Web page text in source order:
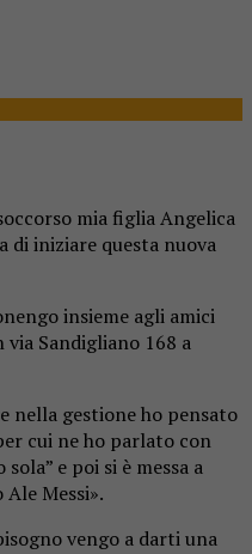
mia figlia Angelica
di iniziare questa nuova
insieme agli amici
Sandigliano 168 a
nella gestione ho pensato
cui ne ho parlato con
e poi si è messa a
Messi».
vengo a darti una